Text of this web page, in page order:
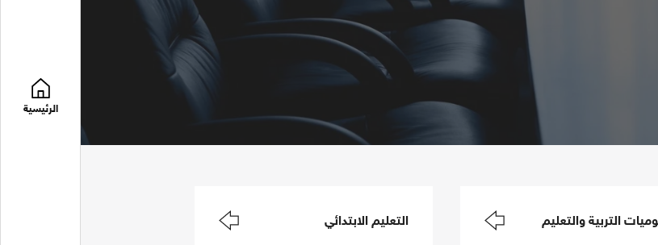
الرئيسية
التربية والتعليم التعليم الابتدائي